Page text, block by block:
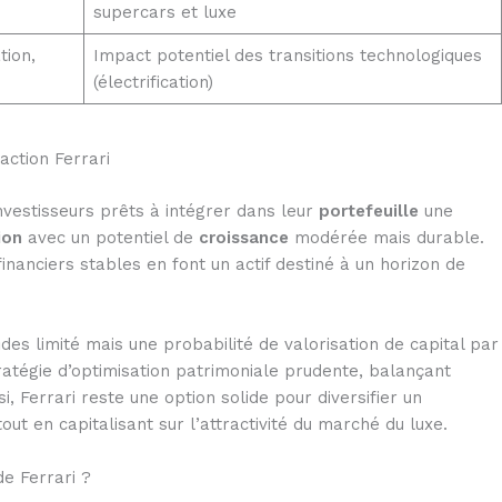
supercars et luxe
Impact potentiel des transitions technologiques
(électrification)
Ferrari
prêts à intégrer dans leur portefeuille une
avec un potentiel de croissance modérée mais durable.
stables en font un actif destiné à un horizon de
limité mais une probabilité de valorisation de capital par
d’optimisation patrimoniale prudente, balançant
Ferrari reste une option solide pour diversifier un
en capitalisant sur l’attractivité du marché du luxe.
Ferrari ?